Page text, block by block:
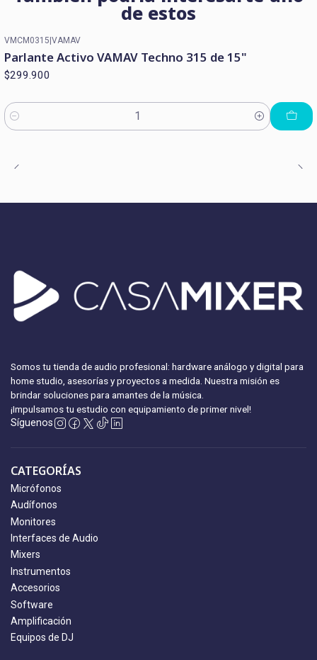
de estos
VMCM0315 VAMAV
Parlante Activo VAMAV Techno 315 de 15"
$299.900
Cantidad
Somos tu tienda de audio profesional: hardware análogo y digital para
home studio, asesorías y proyectos a medida. Nuestra misión es
brindar soluciones para amantes de la música.
¡Impulsamos tu estudio con equipamiento de primer nivel!
Síguenos
CATEGORÍAS
Micrófonos
Audífonos
Monitores
Interfaces de Audio
Mixers
Instrumentos
Accesorios
Software
Amplificación
Equipos de DJ